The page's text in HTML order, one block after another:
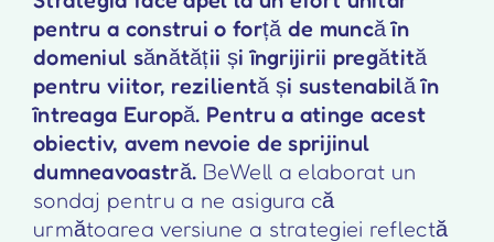
pentru a construi o forță de muncă în
domeniul sănătății și îngrijirii pregătită
pentru viitor, rezilientă și sustenabilă în
întreaga Europă. Pentru a atinge acest
obiectiv, avem nevoie de sprijinul
dumneavoastră. BeWell a elaborat un
sondaj pentru a ne asigura că
următoarea versiune a strategiei reflectă